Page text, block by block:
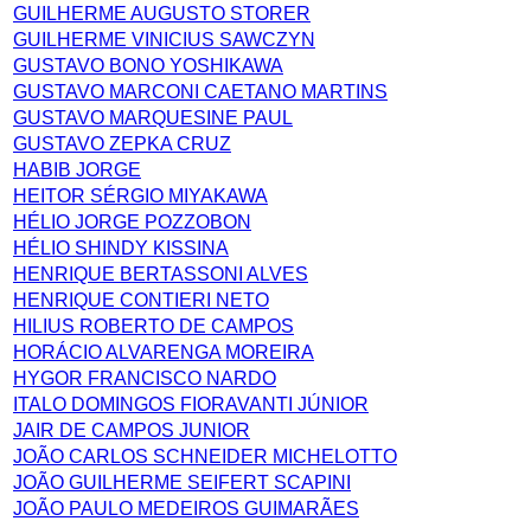
GUILHERME AUGUSTO STORER
GUILHERME VINICIUS SAWCZYN
GUSTAVO BONO YOSHIKAWA
GUSTAVO MARCONI CAETANO MARTINS
GUSTAVO MARQUESINE PAUL
GUSTAVO ZEPKA CRUZ
HABIB JORGE
HEITOR SÉRGIO MIYAKAWA
HÉLIO JORGE POZZOBON
HÉLIO SHINDY KISSINA
HENRIQUE BERTASSONI ALVES
HENRIQUE CONTIERI NETO
HILIUS ROBERTO DE CAMPOS
HORÁCIO ALVARENGA MOREIRA
HYGOR FRANCISCO NARDO
ITALO DOMINGOS FIORAVANTI JÚNIOR
JAIR DE CAMPOS JUNIOR
JOÃO CARLOS SCHNEIDER MICHELOTTO
JOÃO GUILHERME SEIFERT SCAPINI
JOÃO PAULO MEDEIROS GUIMARÃES